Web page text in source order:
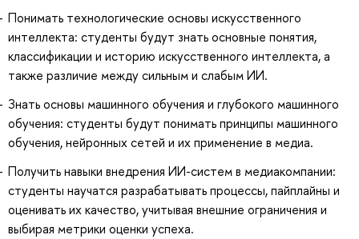
Понимать технологические основы искусственного
интеллекта: студенты будут знать основные понятия,
классификации и историю искусственного интеллекта, а
также различие между сильным и слабым ИИ.
Знать основы машинного обучения и глубокого машинного
обучения: студенты будут понимать принципы машинного
обучения, нейронных сетей и их применение в медиа.
Получить навыки внедрения ИИ-систем в медиакомпании:
студенты научатся разрабатывать процессы, пайплайны и
оценивать их качество, учитывая внешние ограничения и
выбирая метрики оценки успеха.